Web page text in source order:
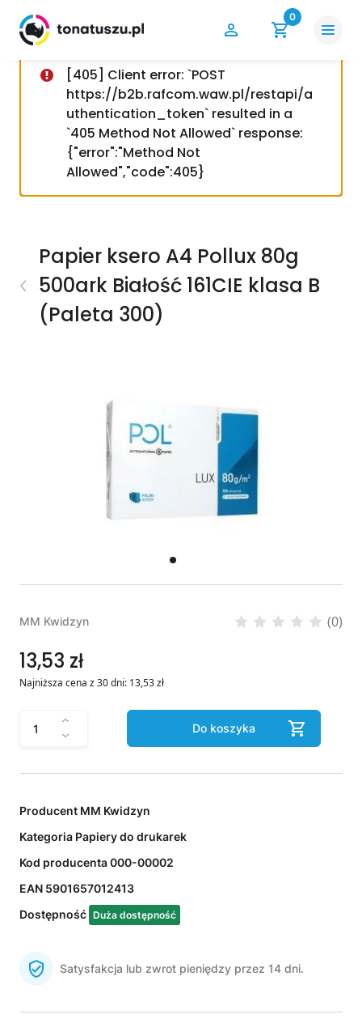
0
[405] Client error: `POST
https://b2b.rafcom.waw.pl/restapi/a
uthentication_token` resulted in a
`405 Method Not Allowed` response:
{"error":"Method Not
Allowed","code":405}
Papier ksero A4 Pollux 80g
500ark Białość 161CIE klasa B
(Paleta 300)
MM Kwidzyn (0)
13,53 zł
Najniższa cena z 30 dni: 13,53zł
Producent MM Kwidzyn
Kategoria Papiery do drukarek
Kod producenta000-00002
EAN 5901657012413
Dostępność Duża dostępność
Do koszyka
Satysfakcja lub zwrot pieniędzy przez 14 dni.